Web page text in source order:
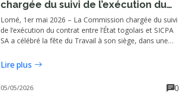
chargée du suivi de l’exécution du
contrat entre l’État togolais et SICPA
SA : les agents expriment leurs
attentes
Lomé, 1er mai 2026 – La Commission chargée du suivi
de l’exécution du contrat entre l’État togolais et SICPA
SA a célébré la fête du Travail à son siège, dans une
des attentes du personnel.
Lire plus
05/05/2026 0